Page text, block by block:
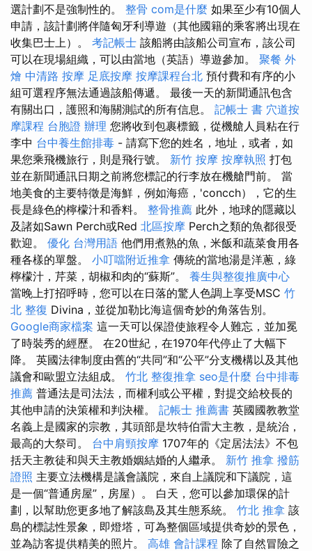
選計劃不是強制性的。 整骨 com是什麼 如果至少有10個人
申請，該計劃將伴隨匈牙利導遊（其他國籍的乘客將出現在
收集巴士上）。 考記帳士 該船將由該船公司宣布，該公司
可以在現場組織，可以由當地（英語）導遊參加。 聚餐 外
燴 中清路 按摩 足底按摩 按摩課程台北 預付費和有序的小
組可選程序無法通過該船傳遞。 最後一天的新聞通訊包含
有關出口，護照和海關測試的所有信息。 記帳士 書 穴道按
摩課程 台胞證 辦理 您將收到包裹標籤，從機艙人員粘在行
李中 台中養生館排毒 - 請寫下您的姓名，地址，或者，如
果您乘飛機旅行，則是飛行號。 新竹 按摩 按摩執照 打包
並在新聞通訊日期之前將您標記的行李放在機艙門前。 當
地美食的主要特徵是海鮮，例如海癌，'concch），它的生
長是綠色的檸檬汁和香料。 整骨推薦 此外，地球的隱藏以
及諸如Sawn Perch或Red 北區按摩 Perch之類的魚都很受
歡迎。 優化 台灣用語 他們用煮熟的魚，米飯和蔬菜食用各
種各樣的單盤。 小叮噹附近推拿 傳統的當地湯是洋蔥，綠
檸檬汁，芹菜，胡椒和肉的“蘇斯”。 養生與整復推廣中心
當晚上打招呼時，您可以在日落的驚人色調上享受MSC 竹
北 整復 Divina，並從加勒比海這個奇妙的角落告別。
Google商家檔案 這一天可以保證使旅程令人難忘，並加冕
了時裝秀的經歷。 在20世紀，在1970年代停止了大幅下
降。 英國法律制度由舊的“共同”和“公平”分支機構以及其他
議會和歐盟立法組成。 竹北 整復推拿 seo是什麼 台中排毒
推薦 普通法是司法法，而權利或公平權，對提交給校長的
其他申請的決策權和判決權。 記帳士 推薦書 英國國教教堂
名義上是國家的宗教，其頭部是坎特伯雷大主教，是統治，
最高的大祭司。 台中肩頸按摩 1707年的《定居法法》不包
括天主教徒和與天主教婚姻結婚的人繼承。 新竹 推拿 撥筋
證照 主要立法機構是議會議院，來自上議院和下議院，這
是一個“普通房屋”，房屋）。 白天，您可以參加環保的計
劃，以幫助您更多地了解該島及其生態系統。 竹北 推拿 該
島的標誌性景象，即燈塔，可為整個區域提供奇妙的景色，
並為訪客提供精美的照片。 高雄 會計課程 除了自然冒險之